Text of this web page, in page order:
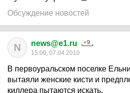
Обсуждение новостей
N news@e1.ru
15:00, 07.04.2010
В первоуральском поселке
вытаяли женские кисти и
киллера пытаются искать.